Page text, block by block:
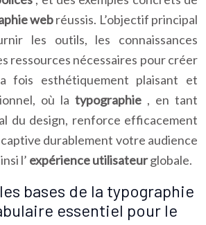
webréussis. L’objectif principal
les outils, les connaissances
ressources nécessaires pour créer
fois esthétiquement plaisant et
où la typographie , en tant
du design, renforce efficacement
durablement votre audience
l’ expérience utilisateurglobale.
bases de la typographie
essentiel pour le